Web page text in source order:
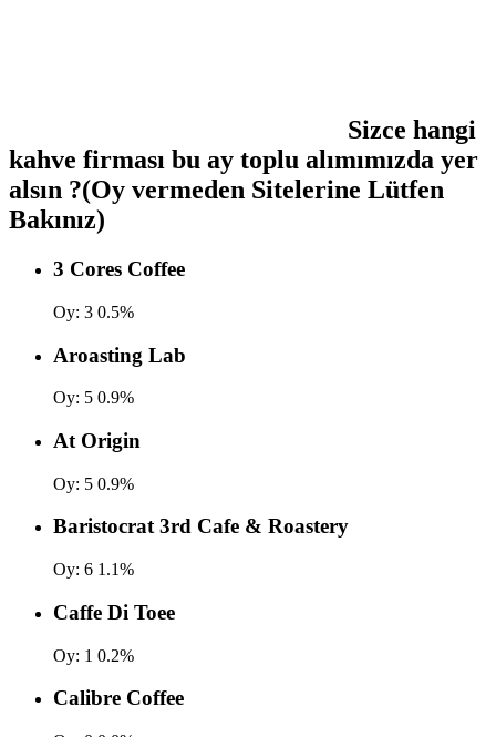
Sizce hangi
kahve firması bu ay toplu alımımızda yer
alsın ?(Oy vermeden Sitelerine Lütfen
Bakınız)
3 Cores Coffee
Oy: 3 0.5%
Aroasting Lab
Oy: 5 0.9%
At Origin
Oy: 5 0.9%
Baristocrat 3rd Cafe & Roastery
Oy: 6 1.1%
Caffe Di Toee
Oy: 1 0.2%
Calibre Coffee